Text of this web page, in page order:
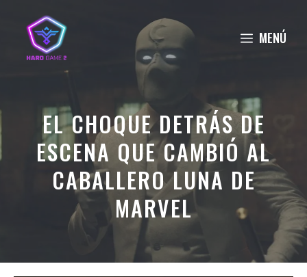
contenido
MENÚ
EL CHOQUE DETRÁS DE
ESCENA QUE CAMBIÓ AL
CABALLERO LUNA DE
MARVEL